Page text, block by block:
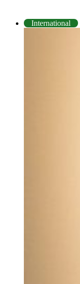
International